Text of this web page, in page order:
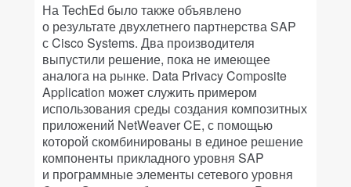
На TechEd было также объявлено
о результате двухлетнего партнерства SAP
с Cisco Systems. Два производителя
выпустили решение, пока не имеющее
аналога на рынке. Data Privacy Composite
Application может служить примером
использования среды создания композитных
приложений NetWeaver CE, с помощью
которой скомбинированы в единое решение
компоненты прикладного уровня SAP
и программные элементы сетевого уровня